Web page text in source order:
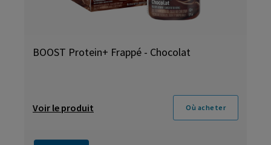
BOOST Protein+ Frappé - Chocolat
Voir le produit Où acheter